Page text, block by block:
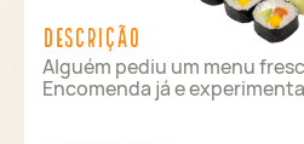
Descrição
Alguém pediu um menu
Encomenda já e